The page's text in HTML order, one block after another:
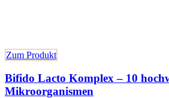
Zum Produkt
Bifido Lacto Komplex – 10
Mikroorganismen